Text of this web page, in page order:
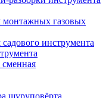
монтажных газовых
инструмента
шуруповёрта